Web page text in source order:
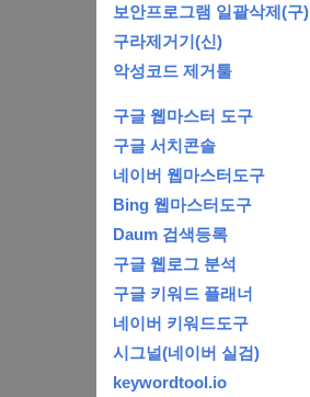
보안프로그램 일괄삭제(구)
구라제거기(신)
악성코드 제거툴
구글 웹마스터 도구
구글 서치콘솔
네이버 웹마스터도구
Bing 웹마스터도구
Daum 검색등록
구글 웹로그 분석
구글 키워드 플래너
네이버 키워드도구
시그널(네이버 실검)
keywordtool.io